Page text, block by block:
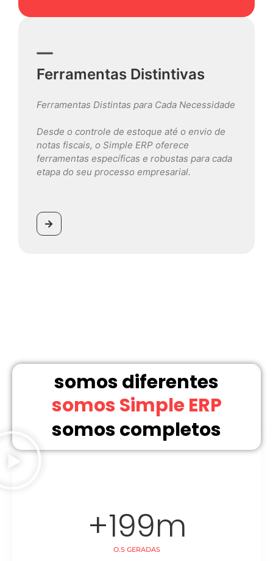
Ferramentas Distintivas
Ferramentas Distintas para Cada Necessidade
Desde o controle de estoque até o envio de
notas fiscais, o Simple ERP oferece
ferramentas específicas e robustas para cada
etapa do seu processo empresarial.
somos diferentes
somos Simple ERP
somos completos
O.S GERADAS
+199m